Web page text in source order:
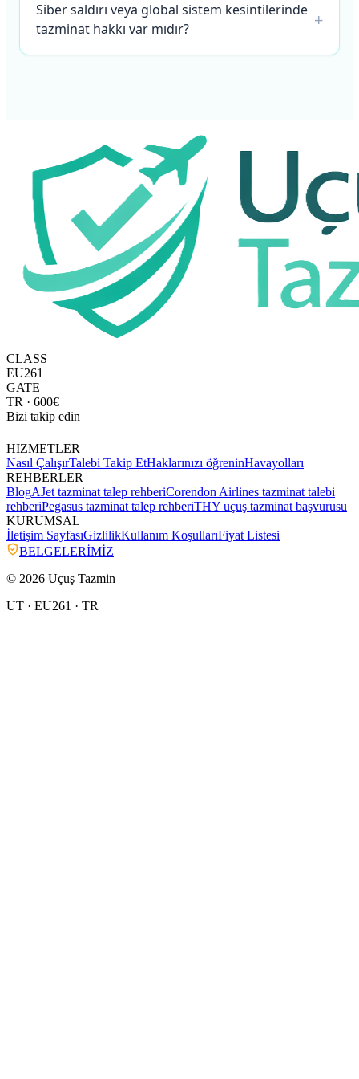
Siber saldırı veya global sistem kesintilerinde
tazminat hakkı var mıdır?
+
CLASS
EU261
GATE
TR · 600€
Bizi takip edin
HIZMETLER
Nasıl ÇalışırTalebi Takip EtHaklarınızı öğreninHavayolları
REHBERLER
BlogAJet tazminat talep rehberiCorendon Airlines tazminat talebi
rehberiPegasus tazminat talep rehberiTHY uçuş tazminat başvurusu
KURUMSAL
İletişim SayfasıGizlilikKullanım KoşullarıFiyat Listesi
BELGELERİMİZ
© 2026 Uçuş Tazmin
UT · EU261 · TR